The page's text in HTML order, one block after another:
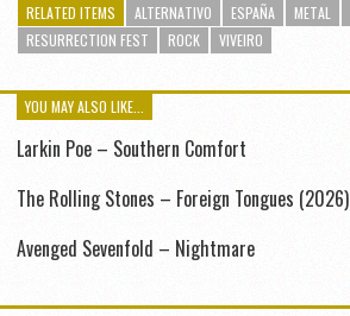
RELATED ITEMS ALTERNATIVO ESPAÑA METAL
RESURRECTION FEST
ROCK VIVEIRO
YOU MAY ALSO LIKE...
Larkin Poe – Southern Comfort
The Rolling Stones – Foreign Tongues (2026)
Avenged Sevenfold – Nightmare